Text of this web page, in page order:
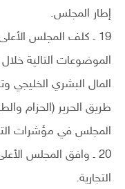
إطار المجلس.
19 ـ كلف المجلس
المال البشري الخليجي
طريق الحرير (الحزام
المجلس في مؤشرات
20 ـ وافق المجلس
التجارية.